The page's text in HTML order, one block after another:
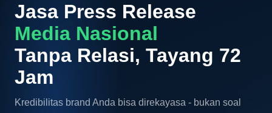
Jasa Press Release
Media Nasional
Tanpa Relasi, Tayang 72
Jam
Kredibilitas brand Anda bisa direkayasa - bukan soal